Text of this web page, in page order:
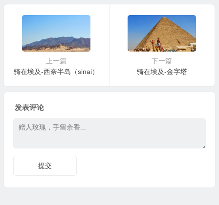
上一篇
骑在埃及-西奈半岛（sinai）
下一篇
骑在埃及-金字塔
发表评论